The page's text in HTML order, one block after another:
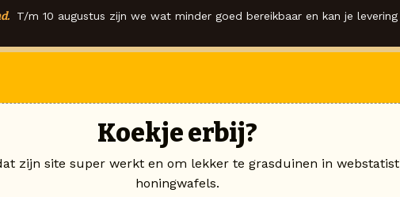
T/m 10 augustus zijn we wat minder goed bereikbaar en kan je
Koekje erbij?
zijn site super werkt en om lekker te grasduinen in
honingwafels.